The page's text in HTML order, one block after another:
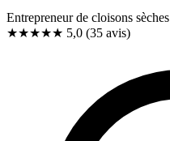
Entrepreneur de cloisons sèches
★★★★★ 5,0 (35 avis)